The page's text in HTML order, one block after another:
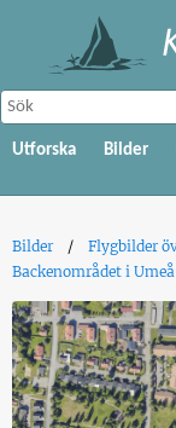
Utforska Bilder
Bilder Flygbilder
Backenområdet i Umeå